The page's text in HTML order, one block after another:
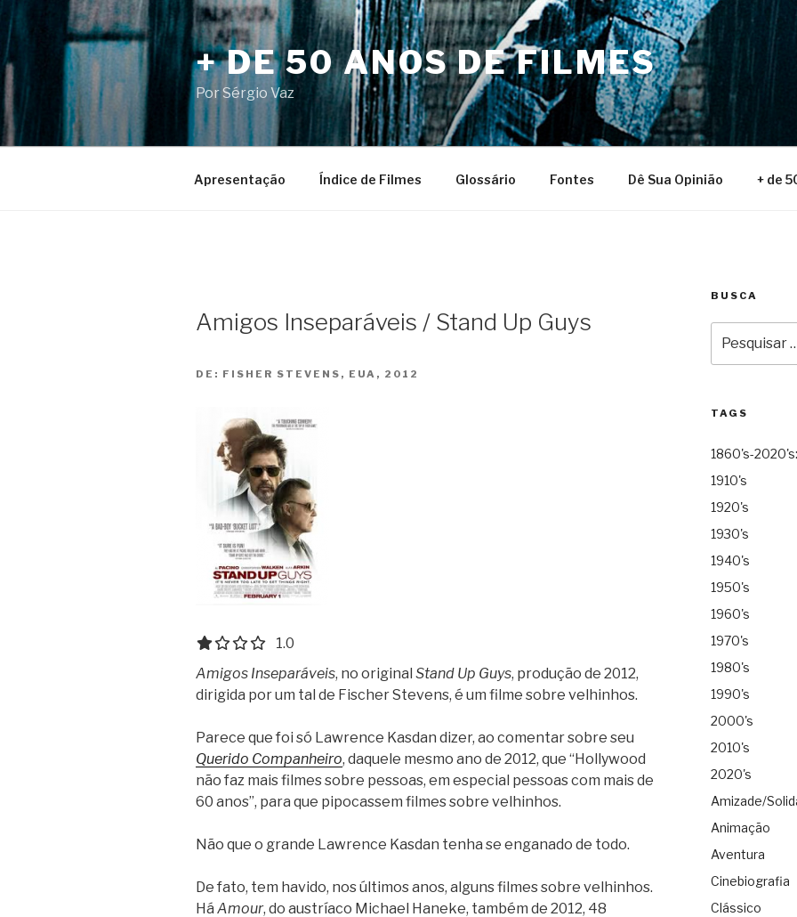
para
o
conteúdo
+ DE 50 ANOS DE FILMES
Por Sérgio Vaz
Apresentação Índice de Filmes Glossário Fontes Dê Sua Opinião + de
Amigos Inseparáveis / Stand Up Guys
DE: FISHER STEVENS, EUA, 2012
1.0 out of 5.0 stars
1.0
Amigos Inseparáveis, no original Stand Up Guys, produção de 2012,
dirigida por um tal de Fischer Stevens, é um filme sobre velhinhos.
Parece que foi só Lawrence Kasdan dizer, ao comentar sobre seu
Querido Companheiro, daquele mesmo ano de 2012, que “Hollywood
não faz mais filmes sobre pessoas, em especial pessoas com mais de
60 anos”, para que pipocassem filmes sobre velhinhos.
Não que o grande Lawrence Kasdan tenha se enganado de todo.
De fato, tem havido, nos últimos anos, alguns filmes sobre velhinhos.
Há Amour, do austríaco Michael Haneke, também de 2012, 48
BUSCA
por:
TAGS
1860's-
1910's
1920's
1930's
1940's
1950's
1960's
1970's
1980's
1990's
2000's
2010's
2020's
Amizade/
Animação
Aventura
Cinebiografia
Clássico